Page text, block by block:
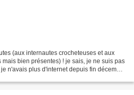
(aux internautes crocheteuses et aux
bien présentes) ! je sais, je ne suis pas
n'avais plus d'internet depuis fin décembre